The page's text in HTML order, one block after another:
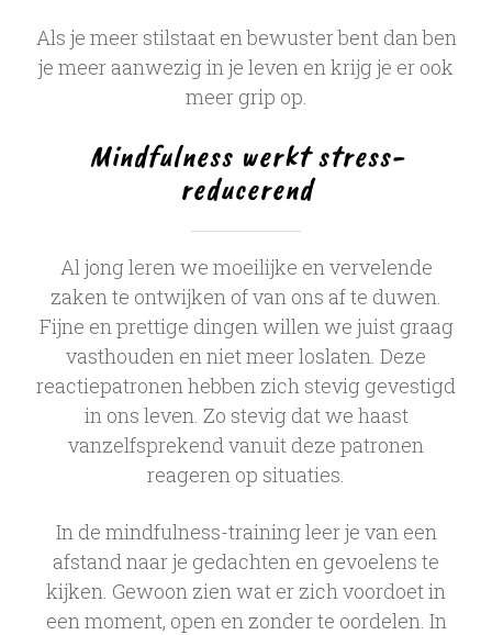
Als je meer stilstaat en bewuster bent dan ben
je meer aanwezig in je leven en krijg je er ook
meer grip op.
Mindfulness werkt stress-
reducerend
Al jong leren we moeilijke en vervelende
zaken te ontwijken of van ons af te duwen.
Fijne en prettige dingen willen we juist graag
vasthouden en niet meer loslaten. Deze
reactiepatronen hebben zich stevig gevestigd
in ons leven. Zo stevig dat we haast
vanzelfsprekend vanuit deze patronen
reageren op situaties.
In de mindfulness-training leer je van een
afstand naar je gedachten en gevoelens te
kijken. Gewoon zien wat er zich voordoet in
een moment, open en zonder te oordelen. In